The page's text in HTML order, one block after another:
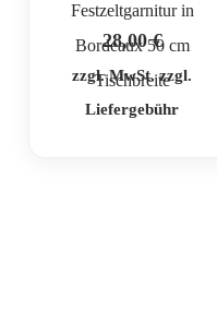
Festzeltgarnitur in
Bordeaux 50 cm
Tischbreite
28,00€
zzgl. MwSt. zzgl.
Liefergebühr